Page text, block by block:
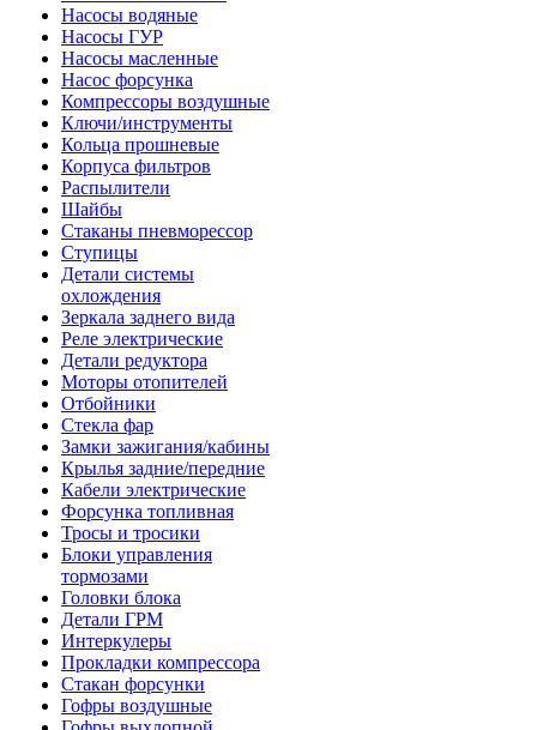
Насосы водяные
Насосы ГУР
Насосы масленные
Насос форсунка
Компрессоры воздушные
Ключи/инструменты
Кольца прошневые
Корпуса фильтров
Распылители
Шайбы
Стаканы пневморессор
Ступицы
Детали системы
охлождения
Зеркала заднего вида
Реле электрические
Детали редуктора
Моторы отопителей
Отбойники
Стекла фар
Замки зажигания/кабины
Крылья задние/передние
Кабели электрические
Форсунка топливная
Тросы и тросики
Блоки управления
тормозами
Головки блока
Детали ГРМ
Интеркулеры
Прокладки компрессора
Стакан форсунки
Гофры воздушные